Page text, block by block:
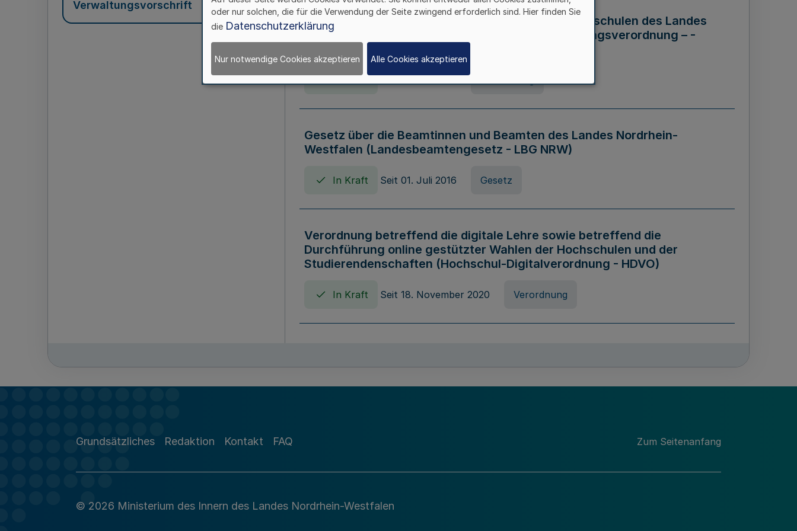
Verwaltungsvorschrift
Verordnung über die Wirtschaftsführung der Hochschulen des Landes
Nordrhein-Westfalen (Hochschulwirtschaftsführungsverordnung – -
Gesetz über die Beamtinnen und Beamten des Landes Nordrhein-
Westfalen (Landesbeamtengesetz - LBG NRW)
In Kraft Seit 01. Juli 2016 Gesetz
Verordnung betreffend die digitale Lehre sowie betreffend die
Durchführung online gestützter Wahlen der Hochschulen und der
Studierendenschaften (Hochschul-Digitalverordnung - HDVO)
In Kraft Seit 18. November 2020 Verordnung
(Hochschulabgabenverordnung - HAbg-VO)
Gesetz über die Kunsthochschulen des Landes Nordrhein-Westfalen
Grundsätzliches Redaktion Kontakt FAQ Zum Seitenanfang
© 2026 Ministerium des Innern des Landes Nordrhein-Westfalen
oder nur solchen, die für die Verwendung der Seite zwingend erforderlich sind. Hier finden Sie
die Datenschutzerklärung
Nur notwendige Cookies akzeptieren Alle Cookies akzeptieren